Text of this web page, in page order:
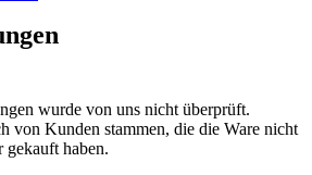
wurde von uns nicht überprüft.
von Kunden stammen, die die Ware nicht
gekauft haben.